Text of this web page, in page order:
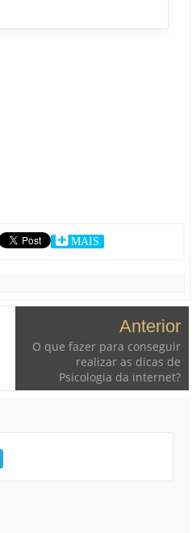
MAIS
Anterior
O que fazer para conseguir
realizar as dicas de
Psicologia da internet?